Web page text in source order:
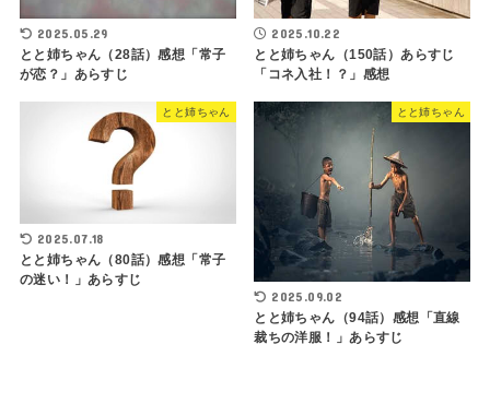
2025.05.29
とと姉ちゃん（28話）感想「常子
が恋？」あらすじ
2025.10.22
とと姉ちゃん（150話）あらすじ
「コネ入社！？」感想
とと姉ちゃん
2025.07.18
とと姉ちゃん（80話）感想「常子
の迷い！」あらすじ
とと姉ちゃん
2025.09.02
とと姉ちゃん（94話）感想「直線
裁ちの洋服！」あらすじ